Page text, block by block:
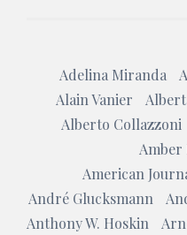
Adelina Miranda
Alain Vanier
Alberto Collazzoni
Amber
American
André Glucksmann
Anthony W. Hoskin